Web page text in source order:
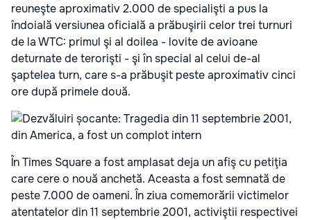
reuneşte aproximativ 2.000 de specialişti a pus la
îndoială versiunea oficială a prăbuşirii celor trei turnuri
de la WTC: primul şi al doilea - lovite de avioane
deturnate de terorişti - şi în special al celui de-al
şaptelea turn, care s-a prăbuşit peste aproximativ cinci
ore după primele două.
În Times Square a fost amplasat deja un afiş cu petiţia
care cere o nouă anchetă. Aceasta a fost semnată de
peste 7.000 de oameni. În ziua comemorării victimelor
atentatelor din 11 septembrie 2001, activiştii respectivei